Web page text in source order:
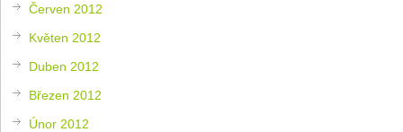
Červen 2012
Květen 2012
Duben 2012
Březen 2012
Únor 2012